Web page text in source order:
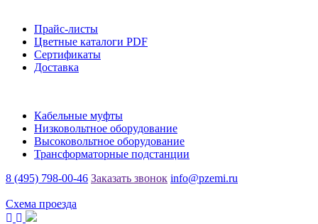
Прайс-листы
Цветные каталоги PDF
Сертификаты
Доставка
Кабельные муфты
Низковольтное оборудование
Высоковольтное оборудование
Трансформаторные подстанции
8 (495) 798-00-46 Заказать звонок info@pzemi.ru
Схема проезда